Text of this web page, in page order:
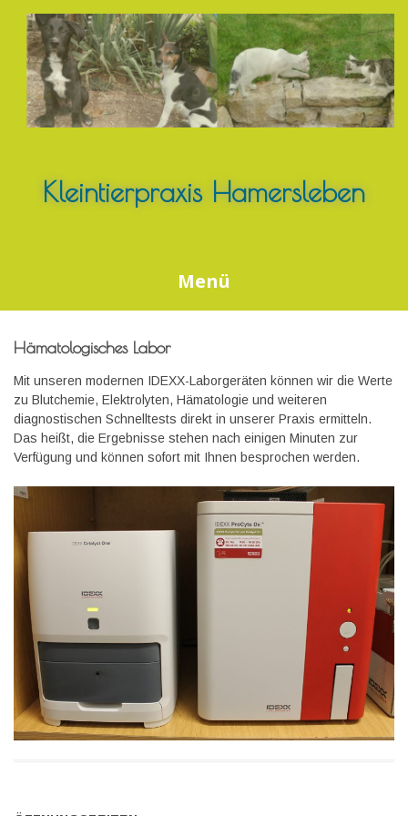
Inhalt
Kleintierpraxis Hamersleben
Menü
Hämatologisches Labor
Mit unseren modernen IDEXX-Laborgeräten können wir die Werte
zu Blutchemie, Elektrolyten, Hämatologie und weiteren
diagnostischen Schnelltests direkt in unserer Praxis ermitteln.
Das heißt, die Ergebnisse stehen nach einigen Minuten zur
Verfügung und können sofort mit Ihnen besprochen werden.